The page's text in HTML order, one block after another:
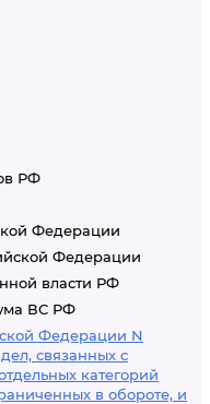
РФ
Федерации
Федерации
власти РФ
ВС РФ
Федерации N
связанных с
категорий
в обороте, и